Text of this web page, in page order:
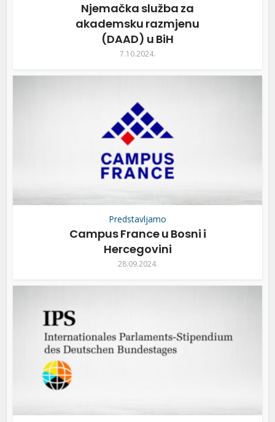
Njemačka služba za
akademsku razmjenu
(DAAD) u BiH
7.10.2024.
Predstavljamo
Campus France u Bosni i
Hercegovini
28.09.2024.